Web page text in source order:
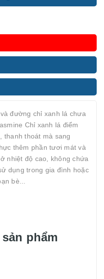
đường chỉ xanh lá chưa
Chỉ xanh lá điểm
thanh thoát mà sang
thêm phần tươi mát và
nhiệt độ cao, không chứa
dụng trong gia đình hoặc
bè...
phẩm